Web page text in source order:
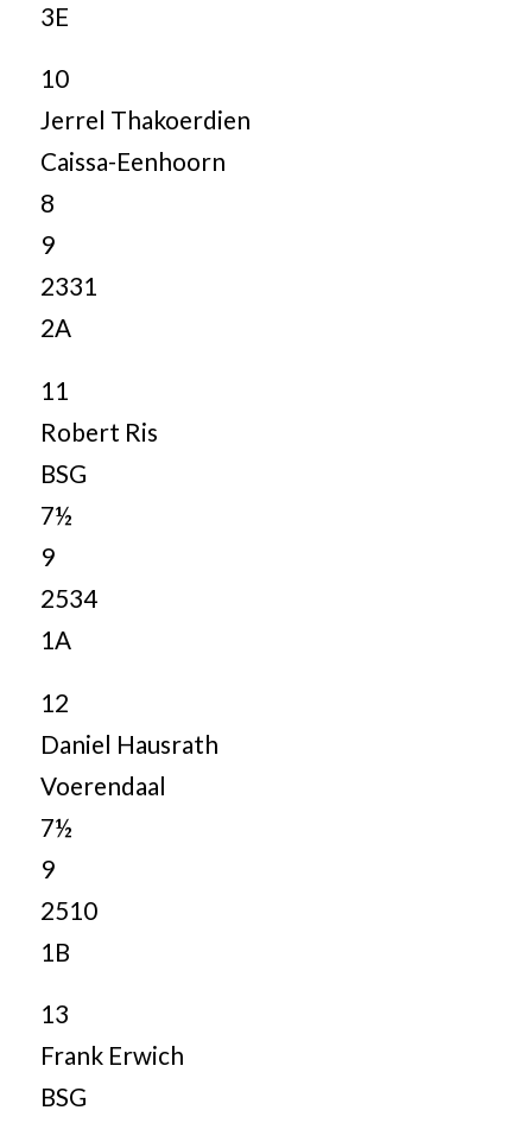
3E
10
Jerrel Thakoerdien
Caissa-Eenhoorn
8
9
2331
2A
11
Robert Ris
BSG
7½
9
2534
1A
12
Daniel Hausrath
Voerendaal
7½
9
2510
1B
13
Frank Erwich
BSG